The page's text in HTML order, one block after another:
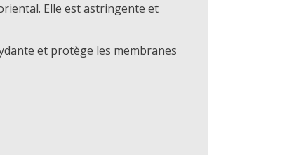
Elle est astringente et
et protège les membranes